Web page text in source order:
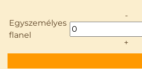
Egyszemélyes
flanel
-
+